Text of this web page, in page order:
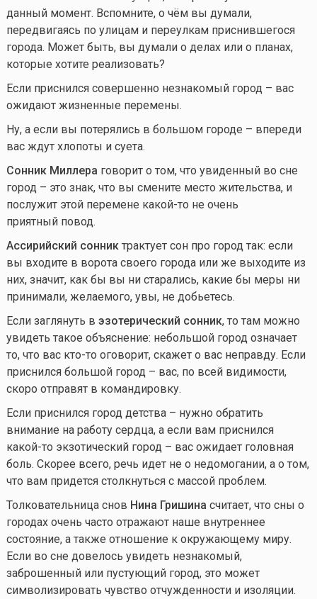
данный момент. Вспомните, о чём вы думали,
передвигаясь по улицам и переулкам приснившегося
города. Может быть, вы думали о делах или о планах,
которые хотите реализовать?
Если приснился совершенно незнакомый город – вас
ожидают жизненные перемены.
Ну, а если вы потерялись в большом городе – впереди
вас ждут хлопоты и суета.
Сонник Миллера говорит о том, что увиденный во сне
город – это знак, что вы смените место жительства, и
послужит этой перемене какой-то не очень
приятный повод.
Ассирийский сонниктрактует сон про город так: если
вы входите в ворота своего города или же выходите из
них, значит, как бы вы ни старались, какие бы меры ни
принимали, желаемого, увы, не добьетесь.
Если заглянуть в эзотерический сонник, то там можно
увидеть такое объяснение: небольшой город означает
то, что вас кто-то оговорит, скажет о вас неправду. Если
приснился большой город – вас, по всей видимости,
скоро отправят в командировку.
Если приснился город детства – нужно обратить
внимание на работу сердца, а если вам приснился
какой-то экзотический город – вас ожидает головная
боль. Скорее всего, речь идет не о недомогании, а о том,
что вам придется столкнуться с массой проблем.
Толковательница снов Нина Гришина считает, что сны о
городах очень часто отражают наше внутреннее
состояние, а также отношение к окружающему миру.
Если во сне довелось увидеть незнакомый,
заброшенный или пустующий город, это может
символизировать чувство отчужденности и изоляции.